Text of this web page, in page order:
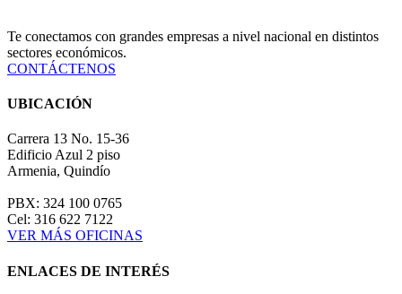
Te conectamos con grandes empresas a nivel nacional en distintos
sectores económicos.
CONTÁCTENOS
UBICACIÓN
Carrera 13 No. 15-36
Edificio Azul 2 piso
Armenia, Quindío
PBX: 324 100 0765
Cel: 316 622 7122
VER MÁS OFICINAS
ENLACES DE INTERÉS